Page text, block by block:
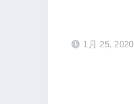
1月 25, 2020